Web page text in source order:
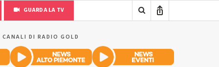
GUARDA LA TV
DI RADIO GOLD